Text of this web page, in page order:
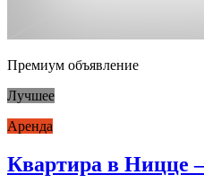
Премиум объявление
Лучшее
Аренда
Квартира в Ницце